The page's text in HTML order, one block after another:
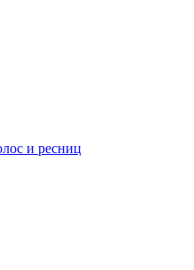
и ресниц